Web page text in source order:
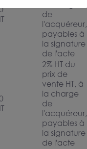
de
l'acquéreur,
payables à
la signature
de l'acte
2% HT du
prix de
vente HT, à
la charge
de
l'acquéreur,
payables à
la signature
de l'acte